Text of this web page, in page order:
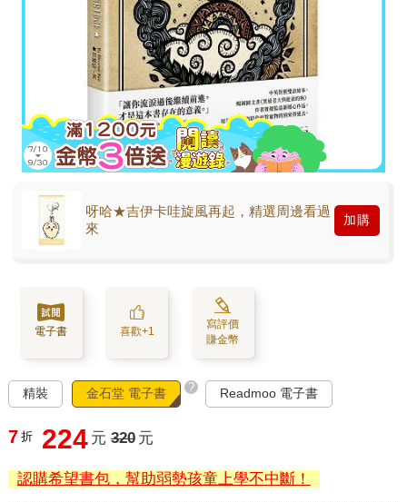
呀哈★吉伊卡哇旋風再起，精選周邊看過
來
加購
電子書 喜歡+1
寫評價
賺金幣
精裝 金石堂 電子書 ? Readmoo 電子書
7 折 224 元 320 元
認購希望書包，幫助弱勢孩童上學不中斷！